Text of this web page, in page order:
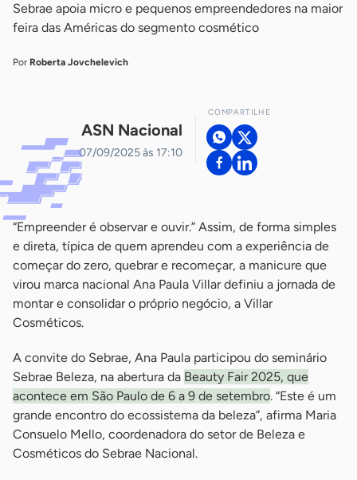
Sebrae apoia micro e pequenos empreendedores na maior
feira das Américas do segmento cosmético
Por Roberta Jovchelevich
ASN Nacional
07/09/2025 às 17:10
COMPARTILHE
“Empreender é observar e ouvir.” Assim, de forma simples
e direta, típica de quem aprendeu com a experiência de
começar do zero, quebrar e recomeçar, a manicure que
virou marca nacional Ana Paula Villar definiu a jornada de
montar e consolidar o próprio negócio, a Villar
Cosméticos.
A convite do Sebrae, Ana Paula participou do seminário
Sebrae Beleza, na abertura da Beauty Fair 2025, que
acontece em São Paulo de 6 a 9 de setembro. “Este é um
grande encontro do ecossistema da beleza”, afirma Maria
Consuelo Mello, coordenadora do setor de Beleza e
Cosméticos do Sebrae Nacional.